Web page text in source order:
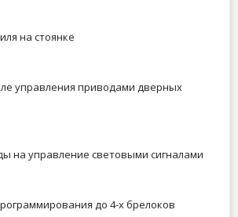
на стоянке
управления приводами дверных
на управление световыми сигналами
до 4-х брелоков